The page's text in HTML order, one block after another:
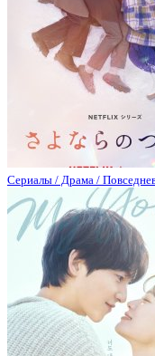
Сериалы / Драма /